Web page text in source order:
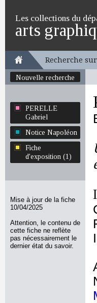
Les collections du
arts
Recherche
Nouvelle recherche
PERELLE
Gabriel
Notice Napoléon
Fiche
d'exposition (1)
Mise à jour de la fiche
10/04/2025
Attention, le contenu de
cette fiche ne reflète
pas nécessairement le
dernier état du savoir.